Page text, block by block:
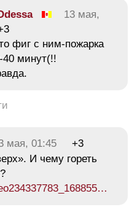
13 мая,
фиг с ним-пожарка
40 минут(!!
мая, 01:45
+3
И чему гореть